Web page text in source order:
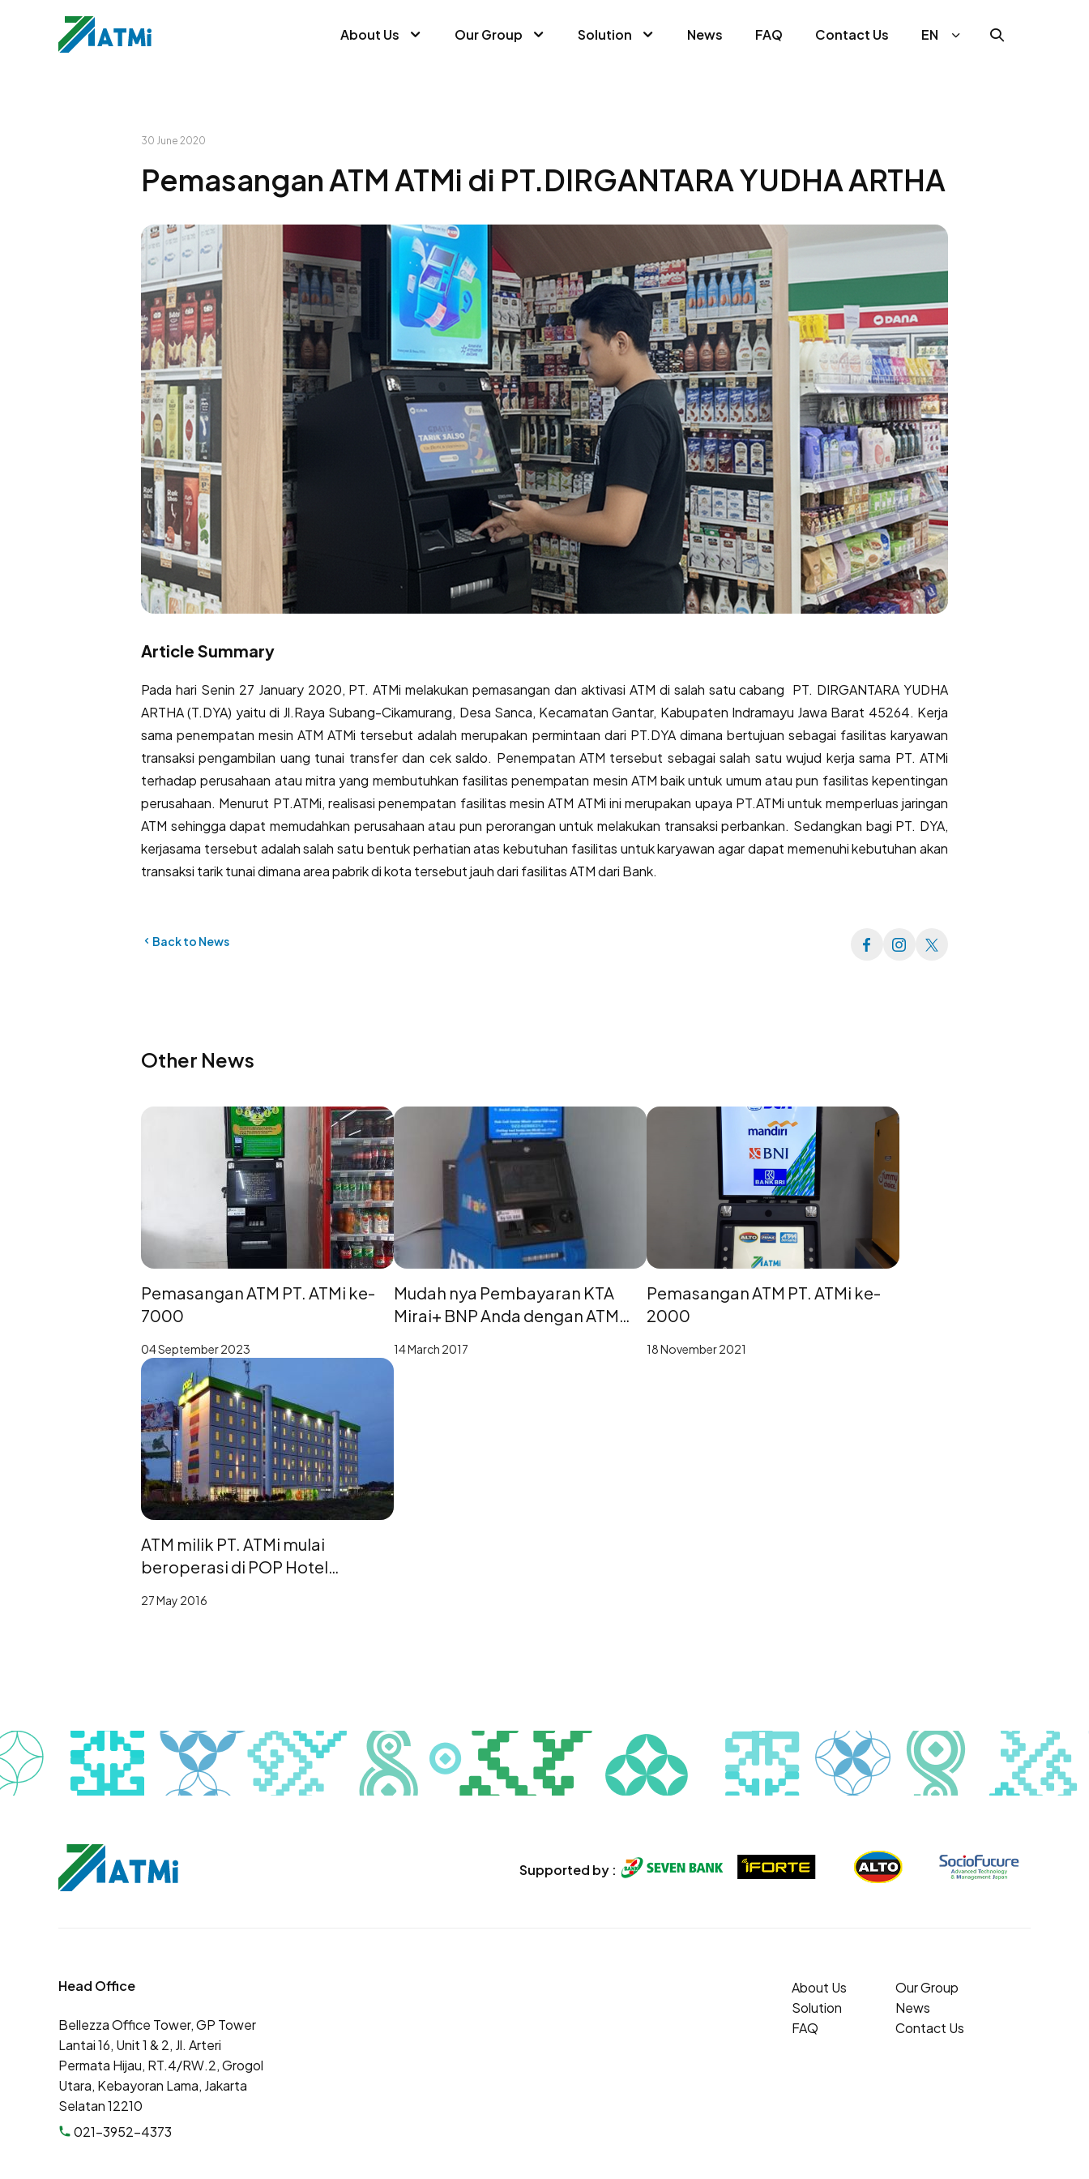
About Us Our Group Solution News FAQ Contact Us EN
30 June 2020
Pemasangan ATM ATMi di PT.DIRGANTARA YUDHA ARTHA
Article Summary
Pada hari Senin 27 January 2020, PT. ATMi melakukan pemasangan dan aktivasi ATM di salah satu cabang PT. DIRGANTARA YUDHA
ARTHA (T.DYA) yaitu di Jl.Raya Subang-Cikamurang, Desa Sanca, Kecamatan Gantar, Kabupaten Indramayu Jawa Barat 45264. Kerja
sama penempatan mesin ATM ATMi tersebut adalah merupakan permintaan dari PT.DYA dimana bertujuan sebagai fasilitas karyawan
transaksi pengambilan uang tunai transfer dan cek saldo. Penempatan ATM tersebut sebagai salah satu wujud kerja sama PT. ATMi
terhadap perusahaan atau mitra yang membutuhkan fasilitas penempatan mesin ATM baik untuk umum atau pun fasilitas kepentingan
perusahaan. Menurut PT.ATMi, realisasi penempatan fasilitas mesin ATM ATMi ini merupakan upaya PT.ATMi untuk memperluas jaringan
ATM sehingga dapat memudahkan perusahaan atau pun perorangan untuk melakukan transaksi perbankan. Sedangkan bagi PT. DYA,
kerjasama tersebut adalah salah satu bentuk perhatian atas kebutuhan fasilitas untuk karyawan agar dapat memenuhi kebutuhan akan
transaksi tarik tunai dimana area pabrik di kota tersebut jauh dari fasilitas ATM dari Bank.
Back to News
Other News
Pemasangan ATM PT. ATMi ke-
7000
04 September 2023
Mudah nya Pembayaran KTA
Mirai+ BNP Anda dengan ATM
ATMi
14 March 2017
Pemasangan ATM PT. ATMi ke-
2000
18 November 2021
ATM milik PT. ATMi mulai
beroperasi di POP Hotel
27 May 2016
Supported by :
Head Office
Bellezza Office Tower, GP Tower
Lantai 16, Unit 1 & 2, Jl. Arteri
Permata Hijau, RT.4/RW.2, Grogol
Utara, Kebayoran Lama, Jakarta
Selatan 12210
021-3952-4373
About Us
Our Group
Solution
News
FAQ
Contact Us